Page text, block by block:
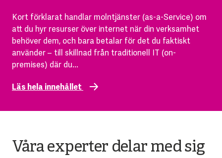
Kort förklarat handlar molntjänster (as-a-Service) om
att du hyr resurser över internet när din verksamhet
behöver dem, och bara betalar för det du faktiskt
använder – till skillnad från traditionell IT (on-
premises) där du...
Läs hela innehållet
Våra experter delar med sig